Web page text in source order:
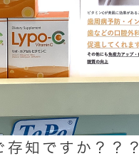
知ですか？？？